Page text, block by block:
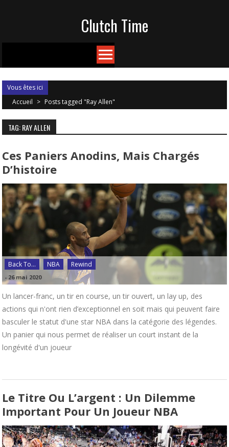
Clutch Time
Vous êtes ici
Accueil > Posts tagged "Ray Allen"
TAG: RAY ALLEN
Ces Paniers Anodins, Mais Chargés
D’histoire
Back To... NBA Rewind
- 26 mai 2020
Un lancer-franc, un tir en course, un tir ouvert, un lay up, des
actions qui n'ont rien d’exceptionnel en soit mais qui peuvent faire
basculer le statut d'une star NBA dans la catégorie des légendes.
Un panier qui nous permet de réaliser un court instant de la
longévité d'un joueur
Le Titre Ou L’argent : Un Dilemme
Important Pour Un Joueur NBA